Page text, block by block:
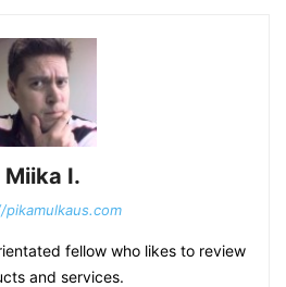
Miika I.
fellow who likes to review
and services.